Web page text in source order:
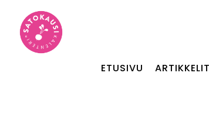
ETUSIVU ARTIKKELIT